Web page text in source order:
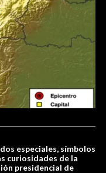
especiales, símbolos
curiosidades de la
presidencial de